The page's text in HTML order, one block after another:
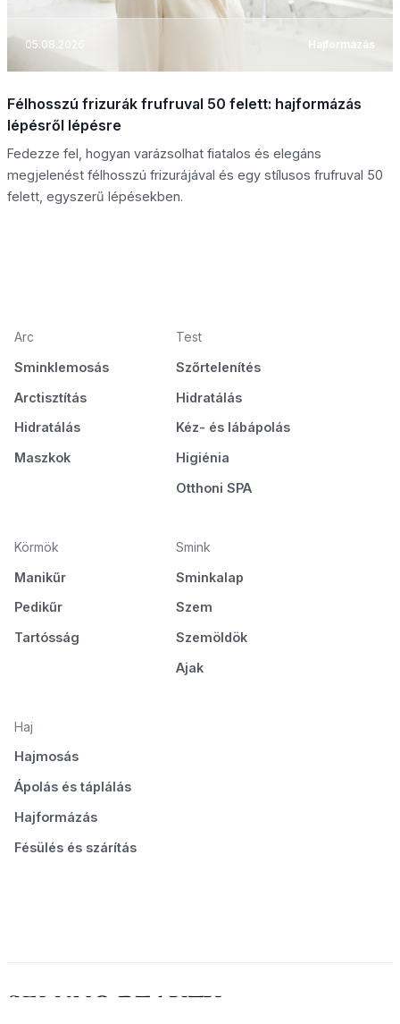
05.08.2026 Hajformázás
Félhosszú frizurák frufruval 50 felett: hajformázás
lépésről lépésre
Fedezze fel, hogyan varázsolhat fiatalos és elegáns
megjelenést félhosszú frizurájával és egy stílusos frufruval 50
felett, egyszerű lépésekben.
Arc
Sminklemosás
Arctisztítás
Hidratálás
Maszkok
Test
Szőrtelenítés
Hidratálás
Kéz- és lábápolás
Higiénia
Otthoni SPA
Körmök
Manikűr
Pedikűr
Tartósság
Smink
Sminkalap
Szem
Szemöldök
Ajak
Haj
Hajmosás
Ápolás és táplálás
Hajformázás
Fésülés és szárítás